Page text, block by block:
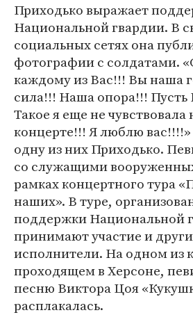
Приходько выражает
Национальной гвардии. В
социальных сетях она
фотографии с солдатами.
каждому из Вас!!! Вы наша
сила!!! Наша опора!!! Пусть
Такое я еще не
концерте!!! Я люблю
одну из них Приходько.
со служащими
рамках концертного тура
наших». В туре,
поддержки Национальной
принимают участие и
исполнители. На одном из
проходящем в Херсоне,
песню Виктора Цоя
расплакалась.